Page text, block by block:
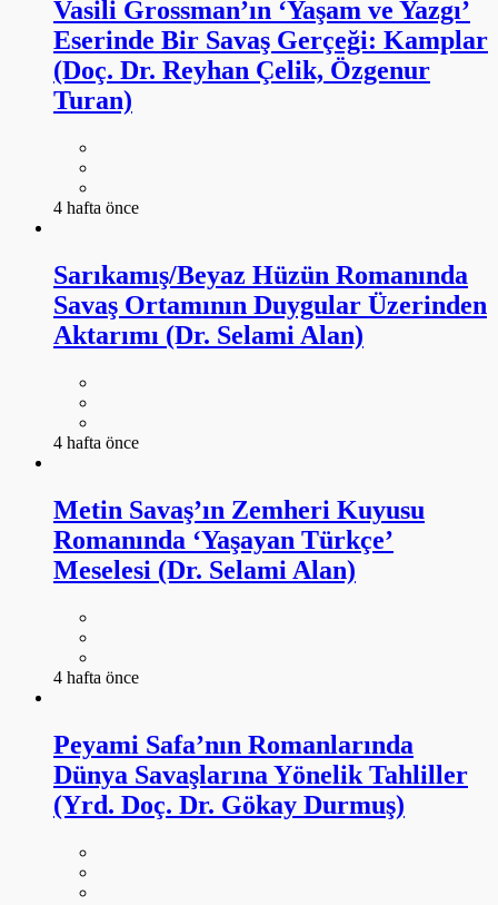
Vasili Grossman’ın ‘Yaşam ve Yazgı’
Eserinde Bir Savaş Gerçeği: Kamplar
(Doç. Dr. Reyhan Çelik, Özgenur
Turan)
4 hafta önce
Sarıkamış/Beyaz Hüzün Romanında
Savaş Ortamının Duygular Üzerinden
Aktarımı (Dr. Selami Alan)
4 hafta önce
Metin Savaş’ın Zemheri Kuyusu
Romanında ‘Yaşayan Türkçe’
Meselesi (Dr. Selami Alan)
4 hafta önce
Peyami Safa’nın Romanlarında
Dünya Savaşlarına Yönelik Tahliller
(Yrd. Doç. Dr. Gökay Durmuş)